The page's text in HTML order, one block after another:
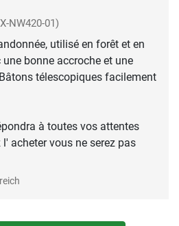
NW420-01)
utilisé en forêt et en
bonne accroche et une
télescopiques facilement
à toutes vos attentes
acheter vous ne serez pas